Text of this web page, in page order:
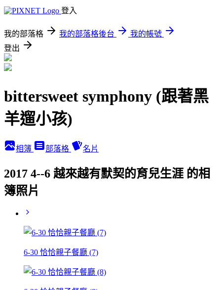
登入
我的部落格 我的部落格後台
我的帳號
登出
bittersweet symphony (跟著黑
羊遛小孩)
相簿 部落格 名片
2017 4--6 越來越有默契的育兒生涯 的相
簿照片
6-30 恰恰親子餐廳 (7)